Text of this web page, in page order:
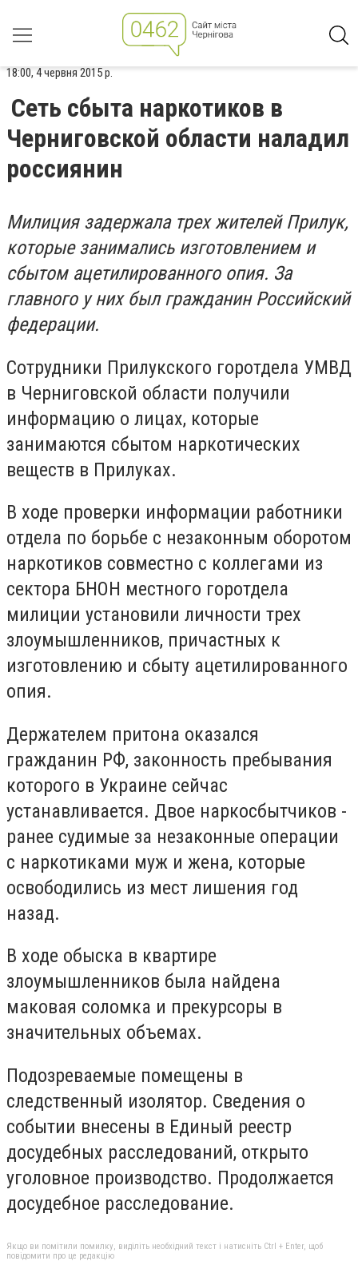
18:00, 4 червня 2015 р.
Сеть сбыта наркотиков в
Черниговской области наладил
россиянин
Милиция задержала трех жителей Прилук,
которые занимались изготовлением и
сбытом ацетилированного опия. За
главного у них был гражданин Российский
федерации.
Сотрудники Прилукского горотдела УМВД
в Черниговской области получили
информацию о лицах, которые
занимаются сбытом наркотических
веществ в Прилуках.
В ходе проверки информации работники
отдела по борьбе с незаконным оборотом
наркотиков совместно с коллегами из
сектора БНОН местного горотдела
милиции установили личности трех
злоумышленников, причастных к
изготовлению и сбыту ацетилированного
опия.
Держателем притона оказался
гражданин РФ, законность пребывания
которого в Украине сейчас
устанавливается. Двое наркосбытчиков -
ранее судимые за незаконные операции
с наркотиками муж и жена, которые
освободились из мест лишения год
назад.
В ходе обыска в квартире
злоумышленников была найдена
маковая соломка и прекурсоры в
значительных объемах.
Подозреваемые помещены в
следственный изолятор. Сведения о
событии внесены в Единый реестр
досудебных расследований, открыто
уголовное производство. Продолжается
досудебное расследование.
Якщо ви помітили помилку, виділіть необхідний текст і натисніть Ctrl + Enter, щоб
повідомити про це редакцію